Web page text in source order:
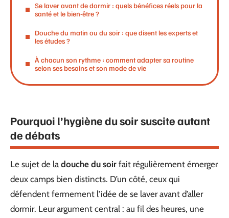
Se laver avant de dormir : quels bénéfices réels pour la
santé et le bien-être ?
Douche du matin ou du soir : que disent les experts et
les études ?
À chacun son rythme : comment adapter sa routine
selon ses besoins et son mode de vie
Pourquoi l’hygiène du soir suscite autant
de débats
Le sujet de la douche du soir fait régulièrement émerger
deux camps bien distincts. D’un côté, ceux qui
défendent fermement l’idée de se laver avant d’aller
dormir. Leur argument central : au fil des heures, une